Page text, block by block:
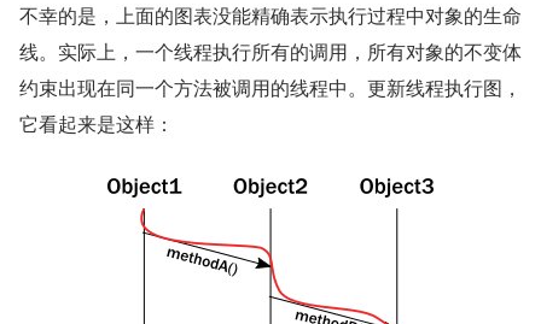
不幸的是，上面的图表没能精确表示执行过程中对象的生命
线。实际上，一个线程执行所有的调用，所有对象的不变体
约束出现在同一个方法被调用的线程中。更新线程执行图，
它看起来是这样：